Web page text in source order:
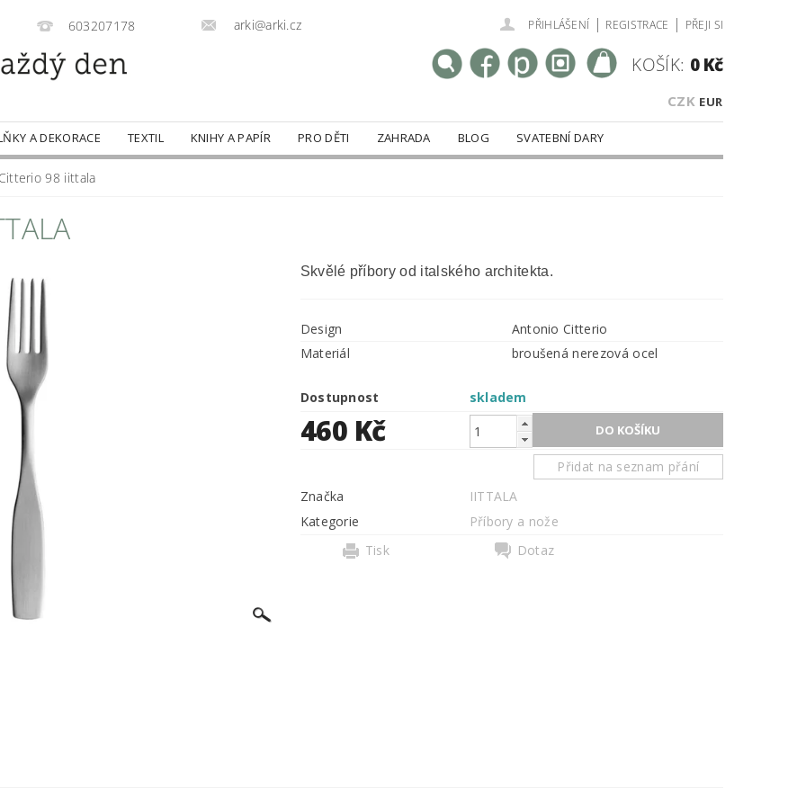
603207178 arki@arki.cz PŘIHLÁŠENÍ | REGISTRACE | PŘEJI SI
CZK EUR
KOŠÍK: 0 Kč
A DEKORACE TEXTIL KNIHY A PAPÍR PRO DĚTI ZAHRADA BLOG
SVATEBNÍ DARY
98 iittala
Skvělé příbory od italského architekta.
Design
Antonio Citterio
Materiál
broušená nerezová ocel
Dostupnost skladem
460 Kč
Přidat na seznam přání
Značka
IITTALA
Kategorie
Příbory a nože
Tisk
Dotaz